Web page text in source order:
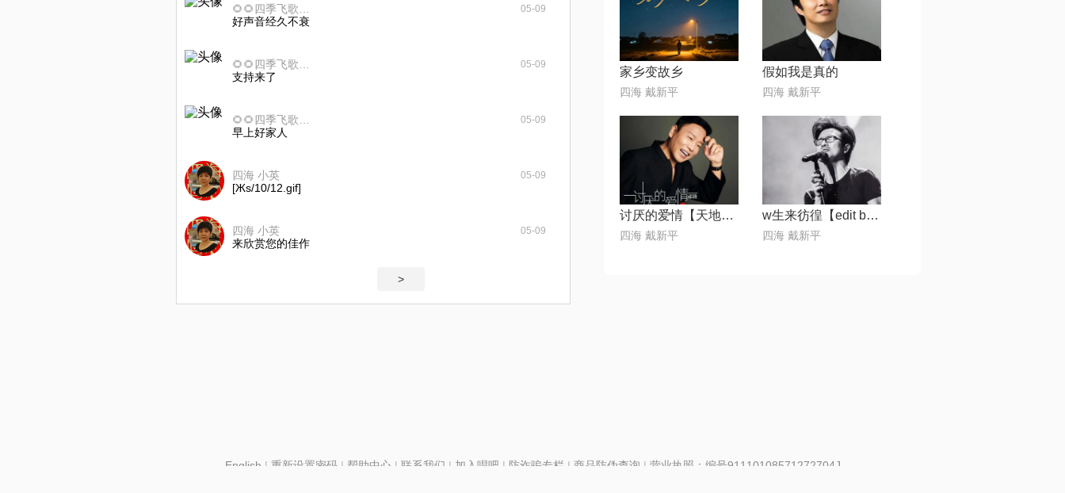
05-09
好声音经久不衰
05-09
支持来了
05-09
早上好家人
四海 小英 05-09
[Жs/10/12.gif]
四海 小英 05-09
来欣赏您的佳作
>
家乡变故乡
四海 戴新平
假如我是真的
四海 戴新平
讨厌的爱情【天地制作】
四海 戴新平
w生来彷徨【edit by 风中】
四海 戴新平
English | 重新设置密码| 帮助中心 | 联系我们 | 加入唱吧 | 防诈骗专栏 | 商品防伪查询 | 营业执照：编号91110108571272704J